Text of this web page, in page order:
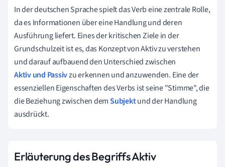
In der deutschen Sprache spielt das Verb eine zentrale Rolle,
da es Informationen über eine Handlung und deren
Ausführung liefert. Eines der kritischen Ziele in der
Grundschulzeit ist es, das Konzept von Aktiv zu verstehen
und darauf aufbauend den Unterschied zwischen
Aktiv und Passivzu erkennen und anzuwenden. Eine der
essenziellen Eigenschaften des Verbs ist seine "Stimme", die
die Beziehung zwischen demSubjektund der Handlung
ausdrückt.
Erläuterung des Begriffs Aktiv